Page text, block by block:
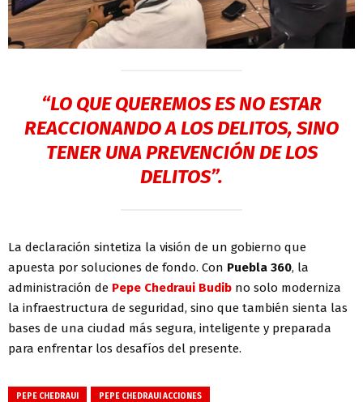
“LO QUE QUEREMOS ES NO ESTAR
REACCIONANDO A LOS DELITOS, SINO
TENER UNA PREVENCIÓN DE LOS
DELITOS”.
La declaración sintetiza la visión de un gobierno que
apuesta por soluciones de fondo. Con Puebla 360, la
administración de Pepe Chedraui Budib no solo moderniza
la infraestructura de seguridad, sino que también sienta las
bases de una ciudad más segura, inteligente y preparada
para enfrentar los desafíos del presente.
PEPE CHEDRAUI PEPE CHEDRAUI ACCIONES